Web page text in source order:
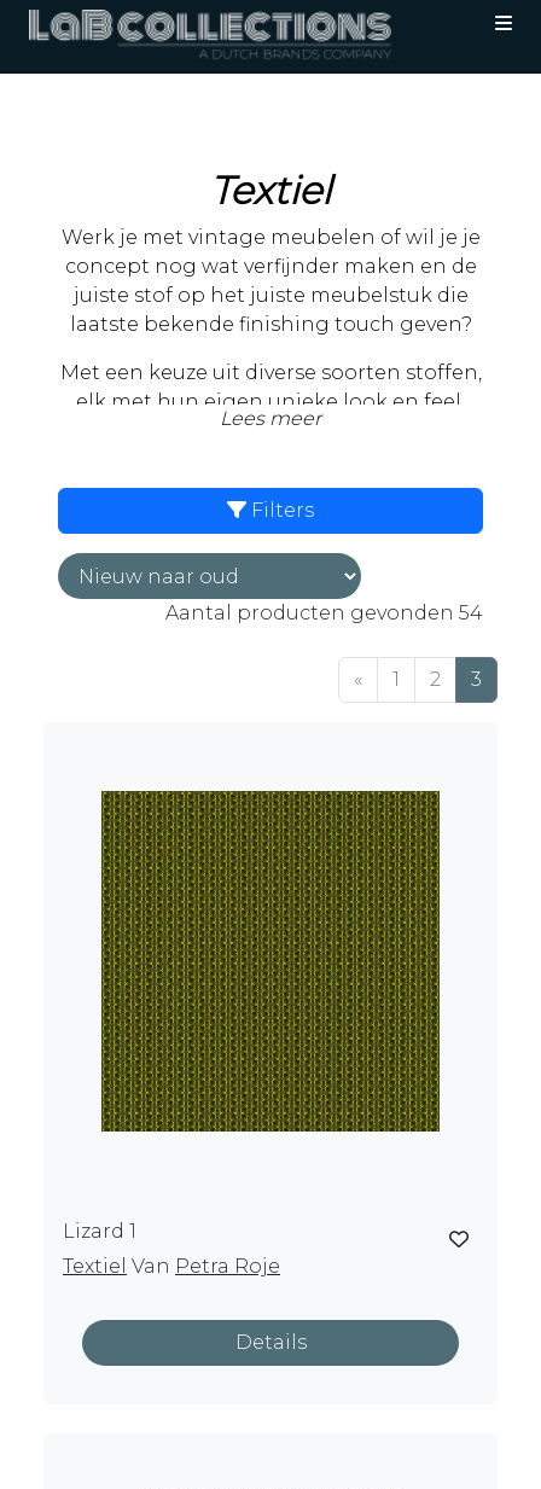
Textiel
Werk je met vintage meubelen of wil je je
concept nog wat verfijnder maken en de
juiste stof op het juiste meubelstuk die
laatste bekende finishing touch geven?
Met een keuze uit diverse soorten stoffen,
elk met hun eigen unieke look en feel,
zetten wij jouw wensen en ideeën om in een
Dankzij onze sublimatiedruktechniek wordt
elk ontwerp met de hoogste kwaliteit in de
vezel van het textiel gedrukt.
Het resultaat is een duurzame en kleurvaste
Speelt hygiëne een belangrijke rol? Vraag
ons naar de mogelijkheden.
Liever een geweven gobelinstof met allure?
Natuurlijk kan dat!
Kies uit onze ontwerpen of maak je eigen
ontwerp.
Eigen ontwerp geweven textiel is mogelijk
vanaf 100 strekkende meter.
Wij beschikken over een eigen
Lees meer
Filters
Aantal producten gevonden 54
« 1 2 3
Lizard 1
Textiel Van Petra Roje
Details